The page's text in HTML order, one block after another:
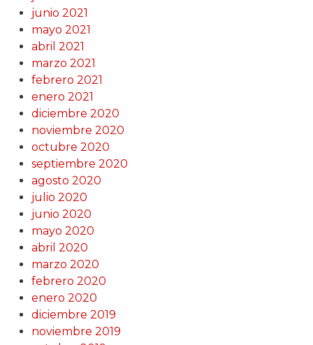
junio 2021
mayo 2021
abril 2021
marzo 2021
febrero 2021
enero 2021
diciembre 2020
noviembre 2020
octubre 2020
septiembre 2020
agosto 2020
julio 2020
junio 2020
mayo 2020
abril 2020
marzo 2020
febrero 2020
enero 2020
diciembre 2019
noviembre 2019